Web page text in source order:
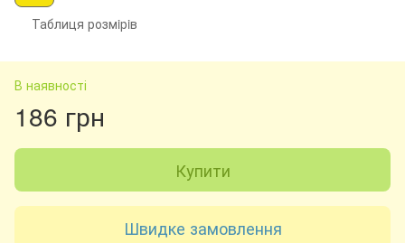
Таблиця розмiрiв
В наявності
186 грн
Купити
Швидке замовлення